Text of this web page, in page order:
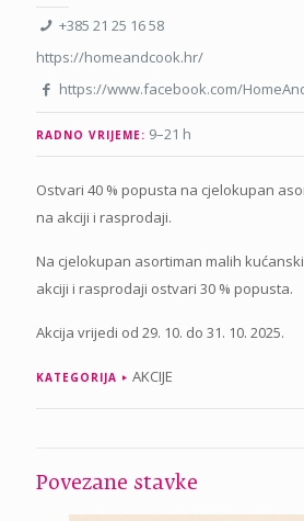
+385 21 25 16 58
https://homeandcook.hr/
https://www.facebook.com/
RADNO VRIJEME: 9–21 h
Ostvari 40 % popusta na cjelokupan
na akciji i rasprodaji.
Na cjelokupan asortiman malih
akciji i rasprodaji ostvari 30 % popusta.
Akcija vrijedi od 29. 10. do 31. 10. 2025.
KATEGORIJA AKCIJE
Povezane stavke